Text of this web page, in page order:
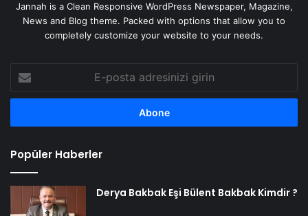
Jannah is a Clean Responsive WordPress Newspaper, Magazine,
News and Blog theme. Packed with options that allow you to
completely customize your website to your needs.
posta
adresinizi
Popüler Haberler
Derya Bakbak Eşi Bülent Bakbak Kimdir ?